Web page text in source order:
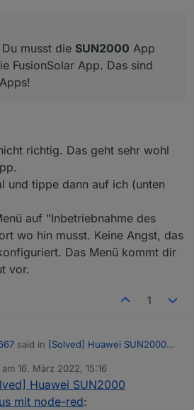
"SDongle" komme ich gerade nicht
ich meine, man muss ich mit beiden
um a) den Dongle und b)
selbst zu konfigurieren.
musst die SUN2000 App
FusionSolar App. Das sind
richtig. Das geht sehr wohl
und tippe dann auf ich (unten
auf "Inbetriebnahme des
wo hin musst. Keine Angst, das
Das Menü kommt dir
vor.
1
said in [Solved] Huawei SUN2000
Du musst die
16. März 2022, 15:16
von
Huawei SUN2000
mit node-red: